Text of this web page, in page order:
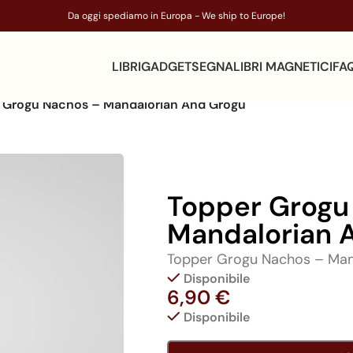
Da oggi spediamo in Europa - We ship to Europe!
LIBRIGADGETSEGNALIBRI MAGNETICI
Nachos – Mandalorian And Grogu
Topper
Mandalorian
Topper Grogu Nachos –
Disponibile
6,90€
Disponibile